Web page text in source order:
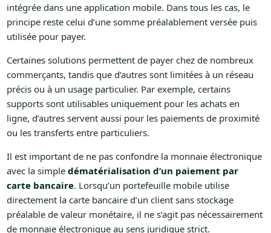
intégrée dans une application mobile. Dans tous les cas, le
principe reste celui d’une somme préalablement versée puis
utilisée pour payer.
Certaines solutions permettent de payer chez de nombreux
commerçants, tandis que d’autres sont limitées à un réseau
précis ou à un usage particulier. Par exemple, certains
supports sont utilisables uniquement pour les achats en
ligne, d’autres servent aussi pour les paiements de proximité
ou les transferts entre particuliers.
Il est important de ne pas confondre la monnaie électronique
avec la simple dématérialisation d’un paiement par
carte bancaire. Lorsqu’un portefeuille mobile utilise
directement la carte bancaire d’un client sans stockage
préalable de valeur monétaire, il ne s’agit pas nécessairement
de monnaie électronique au sens juridique strict.